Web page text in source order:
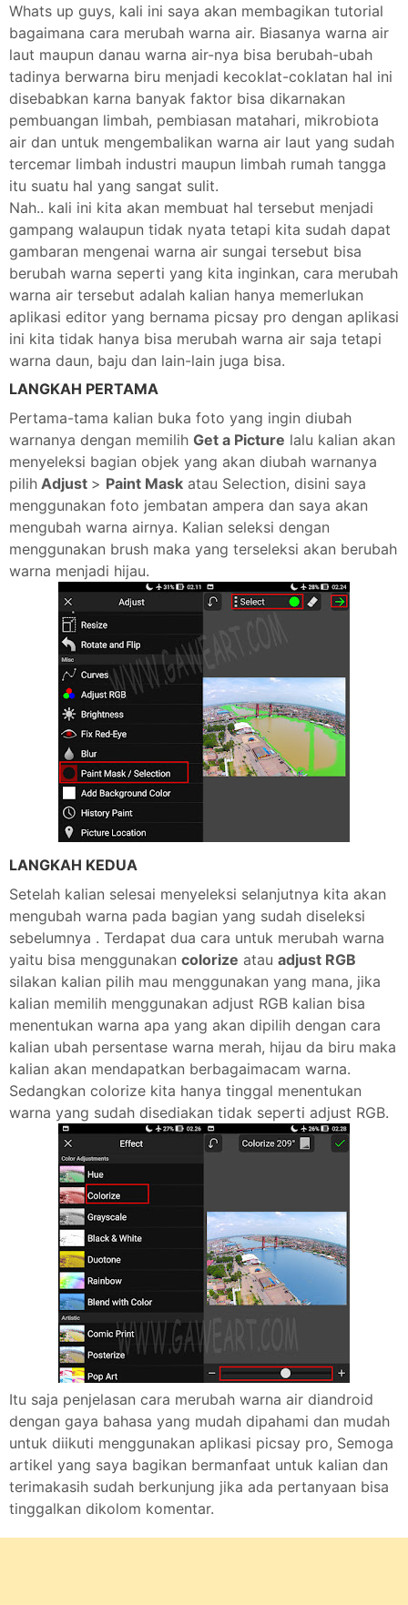
Whats up guys, kali ini saya akan membagikan tutorial
bagaimana cara merubah warna air. Biasanya warna air
laut maupun danau warna air-nya bisa berubah-ubah
tadinya berwarna biru menjadi kecoklat-coklatan hal ini
disebabkan karna banyak faktor bisa dikarnakan
pembuangan limbah, pembiasan matahari, mikrobiota
air dan untuk mengembalikan warna air laut yang sudah
tercemar limbah industri maupun limbah rumah tangga
itu suatu hal yang sangat sulit.
Nah.. kali ini kita akan membuat hal tersebut menjadi
gampang walaupun tidak nyata tetapi kita sudah dapat
gambaran mengenai warna air sungai tersebut bisa
berubah warna seperti yang kita inginkan, cara merubah
warna air tersebut adalah kalian hanya memerlukan
aplikasi editor yang bernama picsay pro dengan aplikasi
ini kita tidak hanya bisa merubah warna air saja tetapi
warna daun, baju dan lain-lain juga bisa.
LANGKAH PERTAMA
Pertama-tama kalian buka foto yang ingin diubah
warnanya dengan memilih Get a Picture lalu kalian akan
menyeleksi bagian objek yang akan diubah warnanya
pilih Adjust > Paint Mask atau Selection, disini saya
menggunakan foto jembatan ampera dan saya akan
mengubah warna airnya. Kalian seleksi dengan
menggunakan brush maka yang terseleksi akan berubah
warna menjadi hijau.
LANGKAH KEDUA
Setelah kalian selesai menyeleksi selanjutnya kita akan
mengubah warna pada bagian yang sudah diseleksi
sebelumnya . Terdapat dua cara untuk merubah warna
yaitu bisa menggunakan colorize atau adjust RGB
silakan kalian pilih mau menggunakan yang mana, jika
kalian memilih menggunakan adjust RGB kalian bisa
menentukan warna apa yang akan dipilih dengan cara
kalian ubah persentase warna merah, hijau da biru maka
kalian akan mendapatkan berbagaimacam warna.
Sedangkan colorize kita hanya tinggal menentukan
warna yang sudah disediakan tidak seperti adjust RGB.
Itu saja penjelasan cara merubah warna air diandroid
dengan gaya bahasa yang mudah dipahami dan mudah
untuk diikuti menggunakan aplikasi picsay pro, Semoga
artikel yang saya bagikan bermanfaat untuk kalian dan
terimakasih sudah berkunjung jika ada pertanyaan bisa
tinggalkan dikolom komentar.